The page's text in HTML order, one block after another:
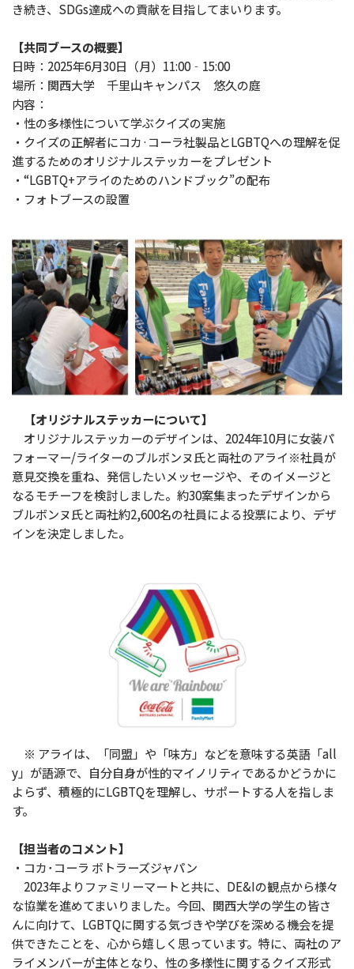
き続き、SDGs達成への貢献を目指してまいります。
【共同ブースの概要】
日時：2025年6月30日（月）11:00‐15:00
場所：関西大学 千里山キャンパス 悠久の庭
内容：
・性の多様性について学ぶクイズの実施
・クイズの正解者にコカ·コーラ社製品とLGBTQへの理解を促
進するためのオリジナルステッカーをプレゼント
・“LGBTQ+アライのためのハンドブック”の配布
・フォトブースの設置
【オリジナルステッカーについて】
オリジナルステッカーのデザインは、2024年10月に女装パ
フォーマー/ライターのブルボンヌ氏と両社のアライ※社員が
意見交換を重ね、発信したいメッセージや、そのイメージと
なるモチーフを検討しました。約30案集まったデザインから
ブルボンヌ氏と両社約2,600名の社員による投票により、デザ
インを決定しました。
※ アライは、「同盟」や「味方」などを意味する英語「all
y」が語源で、自分自身が性的マイノリティであるかどうかに
よらず、積極的にLGBTQを理解し、サポートする人を指しま
す。
【担当者のコメント】
・コカ･コーラ ボトラーズジャパン
2023年よりファミリーマートと共に、DE&Iの観点から様々
な協業を進めてまいりました。今回、関西大学の学生の皆さ
んに向けて、LGBTQに関する気づきや学びを深める機会を提
供できたことを、心から嬉しく思っています。特に、両社のア
ライメンバーが主体となり、性の多様性に関するクイズ形式